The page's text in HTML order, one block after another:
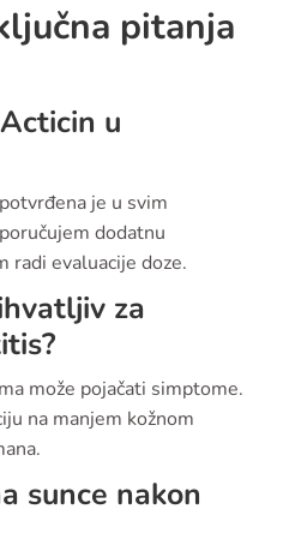
pitanja
u
je u svim
dodatnu
radi evaluacije doze.
za
može pojačati simptome.
na manjem kožnom
sunce nakon